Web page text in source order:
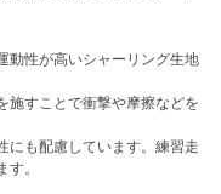
動性が高いシャーリング生地
施すことで衝撃や摩擦などを
にも配慮しています。練習走
。